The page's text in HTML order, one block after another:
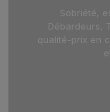
Sobriété,
Débardeurs,
qualité-prix en